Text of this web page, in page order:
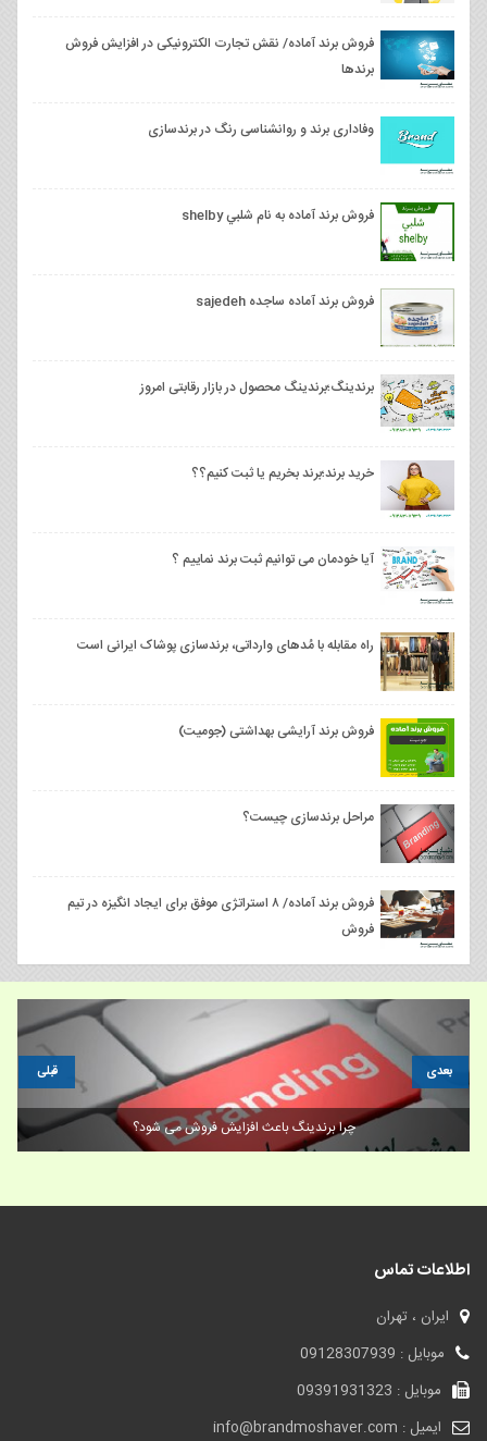
فروش برند آماده/ نقش تجارت الکترونیکی در افزایش فروش
برندها
وفاداری برند و روانشناسی رنگ‌ در برندسازی
فروش برند آماده به نام شلبي shelby
فروش برند آماده ساجده sajedeh
برندینگ؛برندینگ محصول در بازار رقابتی امروز
خرید برند؛برند بخریم یا ثبت کنیم؟؟
آیا خودمان می توانیم ثبت برند نماییم ؟
راه مقابله با مُدهای وارداتی، برندسازی پوشاک ایرانی است
فروش برند آرایشی بهداشتی (جوميت)
مراحل برندسازی چیست؟
فروش برند آماده/ ۸ استراتژی موفق برای ایجاد انگیزه در تیم
فروش
فروش برند تجاری و اهمیت اعتماد به نفس در زندگی انسان
قبلی بعدی
اطلاعات تماس
ایران ، تهران
موبایل : 09128307939
موبایل : 09391931323
ایمیل : info@brandmoshaver.com